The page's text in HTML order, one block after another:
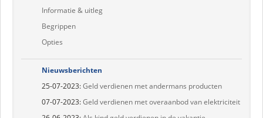
Informatie & uitleg
Begrippen
Opties
Nieuwsberichten
25-07-2023:Geld verdienen met andermans producten
07-07-2023:Geld verdienen met overaanbod van elektriciteit